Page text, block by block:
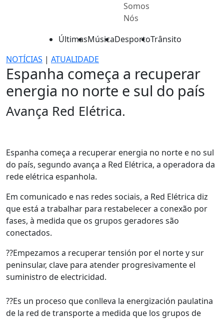
Somos
Nós
ÚltimasMúsicaDesportoTrânsito
NOTÍCIAS | ATUALIDADE
Espanha começa a recuperar
energia no norte e sul do país
Avança Red Elétrica.
Espanha começa a recuperar energia no norte e no sul
do país, segundo avança a Red Elétrica, a operadora da
rede elétrica espanhola.
Em comunicado e nas redes sociais, a Red Elétrica diz
que está a trabalhar para restabelecer a conexão por
fases, à medida que os grupos geradores são
conectados.
??Empezamos a recuperar tensión por el norte y sur
peninsular, clave para atender progresivamente el
suministro de electricidad.
??Es un proceso que conlleva la energización paulatina
de la red de transporte a medida que los grupos de